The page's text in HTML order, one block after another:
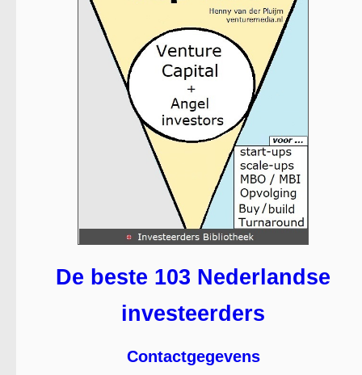
De beste 103 Nederlandse
investeerders
Contactgegevens